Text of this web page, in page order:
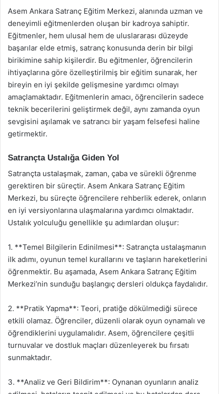
Asem Ankara Satranç Eğitim Merkezi, alanında uzman ve
deneyimli eğitmenlerden oluşan bir kadroya sahiptir.
Eğitmenler, hem ulusal hem de uluslararası düzeyde
başarılar elde etmiş, satranç konusunda derin bir bilgi
birikimine sahip kişilerdir. Bu eğitmenler, öğrencilerin
ihtiyaçlarına göre özelleştirilmiş bir eğitim sunarak, her
bireyin en iyi şekilde gelişmesine yardımcı olmayı
amaçlamaktadır. Eğitmenlerin amacı, öğrencilerin sadece
teknik becerilerini geliştirmek değil, aynı zamanda oyun
sevgisini aşılamak ve satrancı bir yaşam felsefesi haline
getirmektir.
Satrançta Ustalığa Giden Yol
Satrançta ustalaşmak, zaman, çaba ve sürekli öğrenme
gerektiren bir süreçtir. Asem Ankara Satranç Eğitim
Merkezi, bu süreçte öğrencilere rehberlik ederek, onların
en iyi versiyonlarına ulaşmalarına yardımcı olmaktadır.
Ustalık yolculuğu genellikle şu adımlardan oluşur:
1. **Temel Bilgilerin Edinilmesi**: Satrançta ustalaşmanın
ilk adımı, oyunun temel kurallarını ve taşların hareketlerini
öğrenmektir. Bu aşamada, Asem Ankara Satranç Eğitim
Merkezi’nin sunduğu başlangıç dersleri oldukça faydalıdır.
2. **Pratik Yapma**: Teori, pratiğe dökülmediği sürece
etkili olamaz. Öğrenciler, düzenli olarak oyun oynamalı ve
öğrendiklerini uygulamalıdır. Asem, öğrencilere çeşitli
turnuvalar ve dostluk maçları düzenleyerek bu fırsatı
sunmaktadır.
3. **Analiz ve Geri Bildirim**: Oynanan oyunların analiz